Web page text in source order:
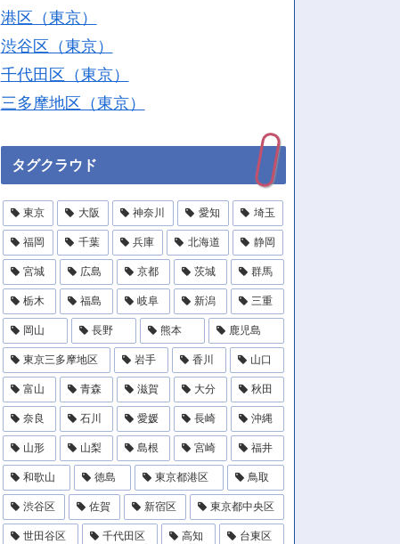
港区（東京）
渋谷区（東京）
千代田区（東京）
三多摩地区（東京）
タグクラウド
東京 大阪 神奈川 愛知 埼玉
福岡 千葉 兵庫 北海道 静岡
宮城 広島 京都 茨城 群馬
栃木 福島 岐阜 新潟 三重
岡山 長野 熊本 鹿児島
東京三多摩地区 岩手 香川 山口
富山 青森 滋賀 大分 秋田
奈良 石川 愛媛 長崎 沖縄
山形 山梨 島根 宮崎 福井
和歌山 徳島 東京都港区 鳥取
渋谷区 佐賀 新宿区 東京都中央区
世田谷区 千代田区 高知 台東区